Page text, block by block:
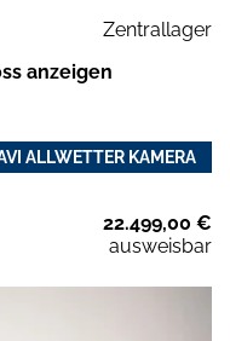
Zentrallager
anzeigen
ALLWETTER KAMERA
22.499,00 €
ausweisbar